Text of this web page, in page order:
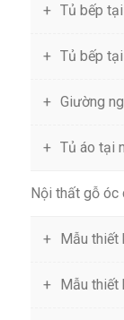
Tủ bếp
Tủ bếp
Giường
Tủ áo tại
Nội thất gỗ óc
Mẫu thiết
Mẫu thiết